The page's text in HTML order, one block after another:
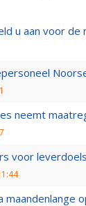
u aan voor de
neemt
voor
maandenlange